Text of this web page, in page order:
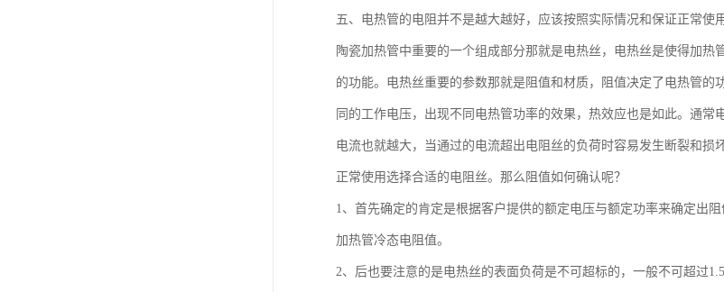
五、电热管的电阻并不是越大越好，应该按照实际情况和保证正常使
陶瓷加热管中重要的一个组成部分那就是电热丝，电热丝是使得加
的功能。电热丝重要的参数那就是阻值和材质，阻值决定了电热管
同的工作电压，出现不同电热管功率的效果，热效应也是如此。通
电流也就越大，当通过的电流超出电阻丝的负荷时容易发生断裂和
正常使用选择合适的电阻丝。那么阻值如何确认呢？
1、首先确定的肯定是根据客户提供的额定电压与额定功率来确定出
加热管冷态电阻值。
2、后也要注意的是电热丝的表面负荷是不可超标的，一般不可超过